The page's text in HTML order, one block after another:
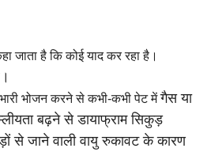
जाता है कि कोई याद कर रहा है।
भोजन करने से कभी-कभी पेट मेंगैस या
बढ़ने से डायाफ्राम सिकुड़
से जाने वाली वायु रुकावट के कारण